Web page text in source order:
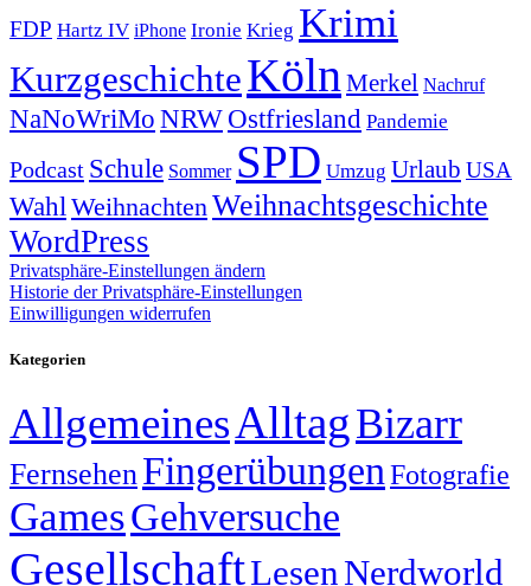
FDP Hartz IV iPhone Ironie Krieg Krimi
KurzgeschichteKöln Merkel Nachruf
NaNoWriMo NRWOstfriesland Pandemie
Podcast Schule Sommer SPD Umzug Urlaub USA
Wahl Weihnachten Weihnachtsgeschichte
WordPress
Privatsphäre-Einstellungen ändern
Historie der Privatsphäre-Einstellungen
Einwilligungen widerrufen
Kategorien
AllgemeinesAlltagBizarr
FernsehenFingerübungen Fotografie
GamesGehversuche
GesellschaftLesenNerdworld